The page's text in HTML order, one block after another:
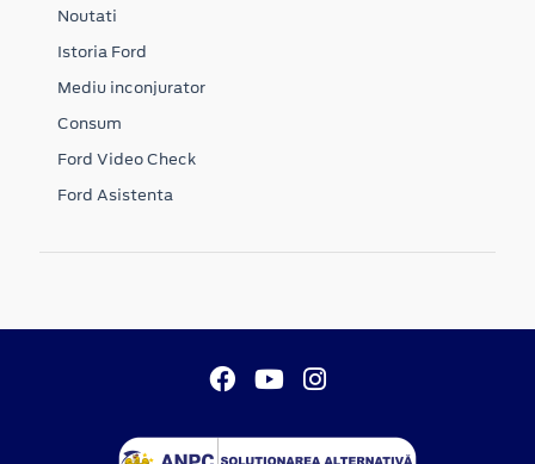
Noutati
Istoria Ford
Mediu inconjurator
Consum
Ford Video Check
Ford Asistenta